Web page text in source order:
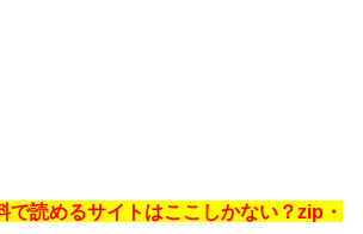
で読めるサイトはここしかない？zip・